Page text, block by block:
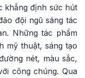
khẳng định sức hút
đội ngũ sáng tác
Những tác phẩm
mỹ thuật, sáng tạo
nét, màu sắc,
công chúng. Qua